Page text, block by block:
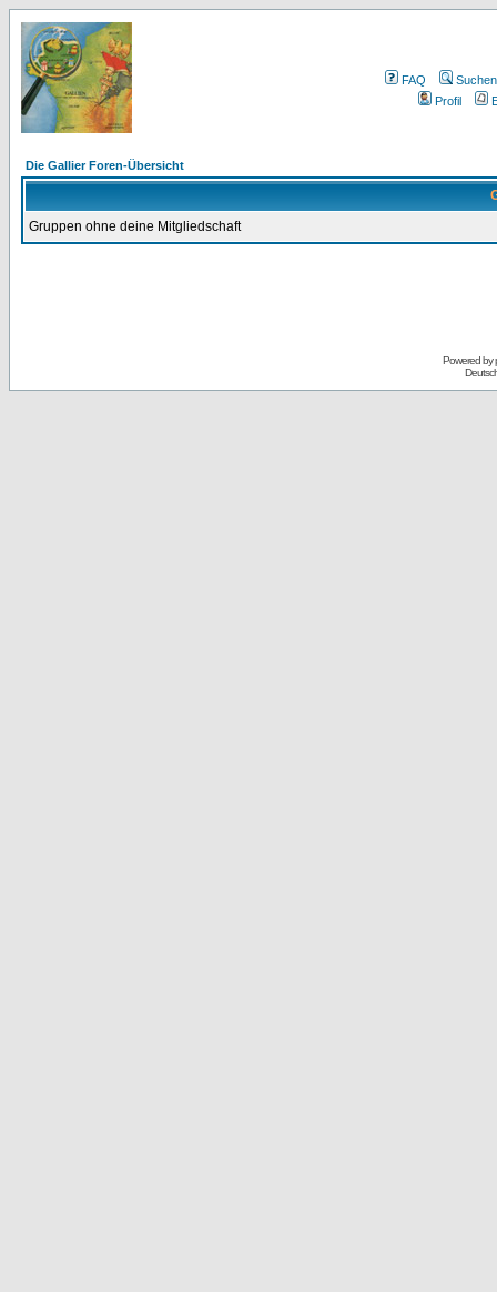
FAQ
Suchen
Profil
Die Gallier Foren-Übersicht
Gruppen ohne deine Mitgliedschaft
Powered by